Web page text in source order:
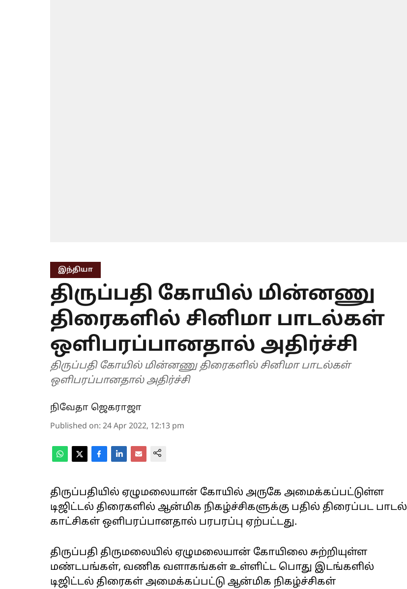
இந்தியா
திருப்பதி கோயில் மின்னணு
திரைகளில் சினிமா பாடல்கள்
ஒளிபரப்பானதால் அதிர்ச்சி
திருப்பதி கோயில் மின்னணு திரைகளில் சினிமா பாடல்கள்
ஒளிபரப்பானதால் அதிர்ச்சி
நிவேதா ஜெகராஜா
Published on: 24 Apr 2022, 12:13 pm
திருப்பதியில் ஏழுமலையான் கோயில் அருகே அமைக்கப்பட்டுள்ள
டிஜிட்டல் திரைகளில் ஆன்மிக நிகழ்ச்சிகளுக்கு பதில் திரைப்பட பாடல்
காட்சிகள் ஒளிபரப்பானதால் பரபரப்பு ஏற்பட்டது.
திருப்பதி திருமலையில் ஏழுமலையான் கோயிலை சுற்றியுள்ள
மண்டபங்கள், வணிக வளாகங்கள் உள்ளிட்ட பொது இடங்களில்
டிஜிட்டல் திரைகள் அமைக்கப்பட்டு ஆன்மிக நிகழ்ச்சிகள்